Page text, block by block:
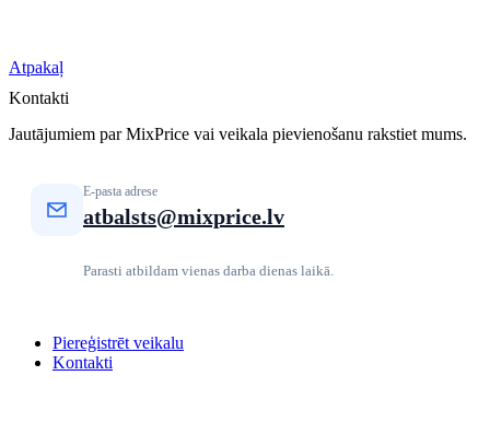
Atpakaļ
Kontakti
Jautājumiem par MixPrice vai veikala pievienošanu rakstiet mums.
E-pasta adrese
atbalsts@mixprice.lv
Parasti atbildam vienas darba dienas laikā.
Piereģistrēt veikalu
Kontakti